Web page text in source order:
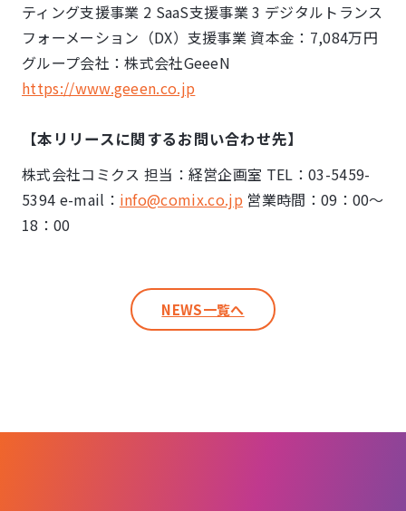
ティング支援事業 2 SaaS支援事業 3 デジタルトランス
フォーメーション（DX）支援事業 資本金：7,084万円
グループ会社：株式会社GeeeN
https://www.geeen.co.jp
【本リリースに関するお問い合わせ先】
株式会社コミクス 担当：経営企画室 TEL：03-5459-
5394 e-mail： info@comix.co.jp営業時間：09：00～
18：00
NEWS一覧へ